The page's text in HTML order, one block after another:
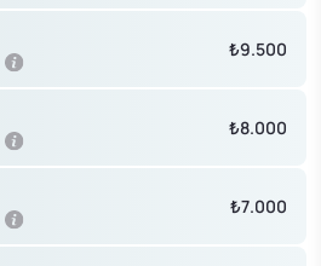
₺9.500
₺8.000
₺7.000